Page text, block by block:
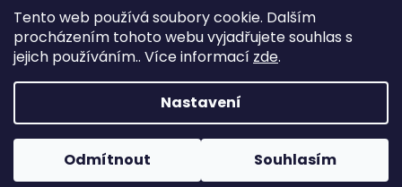
Tento web používá soubory cookie. Dalším
procházením tohoto webu vyjadřujete souhlas s
jejich používáním.. Více informací zde.
Nastavení
Odmítnout Souhlasím
Anatomie nožů Deejo
Dárky pro ženy
Servis nožů DEEJO
Copyright 2026DEEJO.CZ. Všechna práva vyhrazena.
Upravit nastavení cookies